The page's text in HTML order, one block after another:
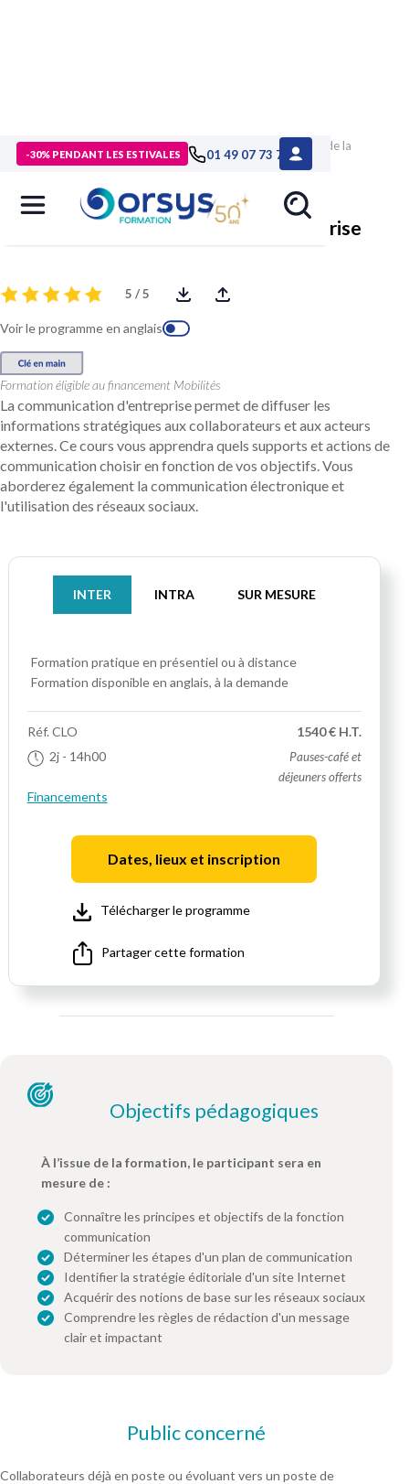
-30% PENDANT LES ESTIVALES 01 49 07 73 73
> Formations>Compétences métiers
Formation Les clés de la
communication d'entreprise
Les clés de la communication d'entreprise
5 / 5
Voir le programme en anglais
Formation éligible au financement Mobilités
La communication d'entreprise permet de diffuser les
informations stratégiques aux collaborateurs et aux acteurs
externes. Ce cours vous apprendra quels supports et actions de
communication choisir en fonction de vos objectifs. Vous
aborderez également la communication électronique et
l'utilisation des réseaux sociaux.
INTER INTRA SUR MESURE
Formation pratique en présentiel ou à distance
Formation disponible en anglais, à la demande
Réf.CLO
2j - 14h00
1540 € H.T.
Pauses-café et
déjeuners offerts
Financements
Dates, lieux et inscription
Télécharger le programme
Partager cette formation
Objectifs pédagogiques
À l’issue de la formation, le participant sera en
mesure de :
Connaître les principes et objectifs de la fonction
communication
Déterminer les étapes d'un plan de communication
Identifier la stratégie éditoriale d'un site Internet
Acquérir des notions de base sur les réseaux sociaux
Comprendre les règles de rédaction d'un message
clair et impactant
Public concerné
Collaborateurs déjà en poste ou évoluant vers un poste de